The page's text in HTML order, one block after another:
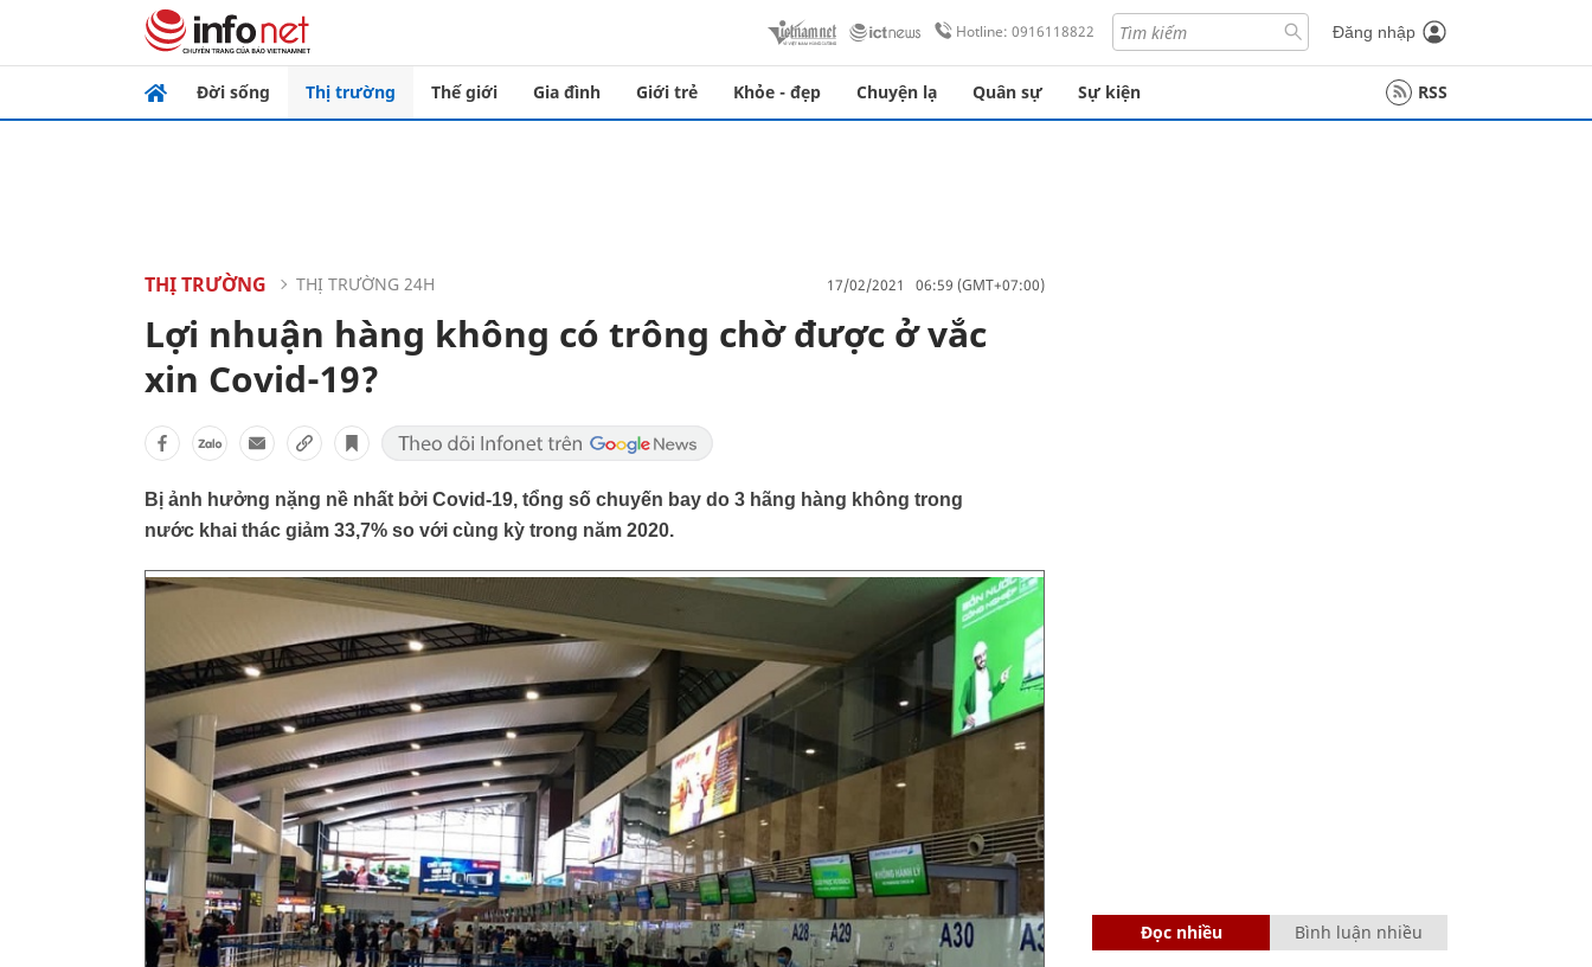
Hotline: 0916118822 Đăng nhập
Đời sống Thị trường Thế giới Gia đình Giới trẻ Khỏe - đẹp Chuyện lạ Quân sự Sự kiện RSS
THỊ TRƯỜNG THỊ TRƯỜNG 24H 17/02/2021 06:59 (GMT+07:00)
Lợi nhuận hàng không có trông chờ được ở vắc
xin Covid-19?
Bị ảnh hưởng nặng nề nhất bởi Covid-19, tổng số chuyến bay do 3 hãng hàng không trong
nước khai thác giảm 33,7% so với cùng kỳ trong năm 2020.
Đọc nhiều Bình luận nhiều